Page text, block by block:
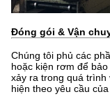
Đóng gói & Vận
Chúng tôi phủ các
hoặc kiện rơm để
xảy ra trong quá
hiện theo yêu cầu của